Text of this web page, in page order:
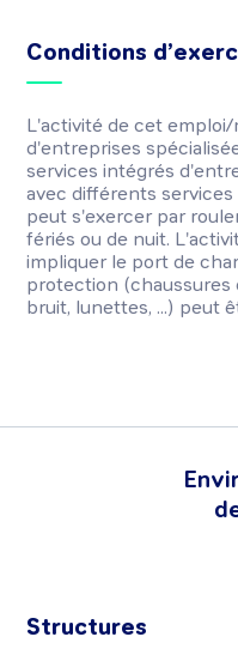
Conditions
L'activité de cet
d'entreprises
services intégrés
avec différents services
peut s'exercer par
fériés ou de nuit.
impliquer le port de
protection
bruit, lunettes, ...) peut
Structures